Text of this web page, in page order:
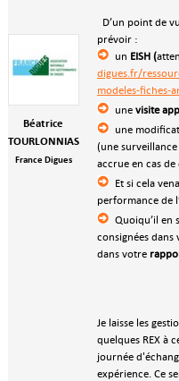
Béatrice
TOURLONNIAS
France Digues
D’un point de
prévoir :
un EISH (
digues.fr/
modeles-fiches-
une visite
une
(une
accrue en cas de
Et si cela
performance de
Quoiqu’il en
consignées dans
dans votre
Je laisse les
quelques REX à
journée
expérience. Ce